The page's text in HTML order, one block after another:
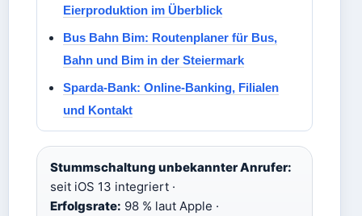
Eierproduktion im Überblick
Bus Bahn Bim: Routenplaner für Bus,
Bahn und Bim in der Steiermark
Sparda-Bank: Online-Banking, Filialen
und Kontakt
Stummschaltung unbekannter Anrufer:
seit iOS 13 integriert ·
Erfolgsrate: 98 % laut Apple ·